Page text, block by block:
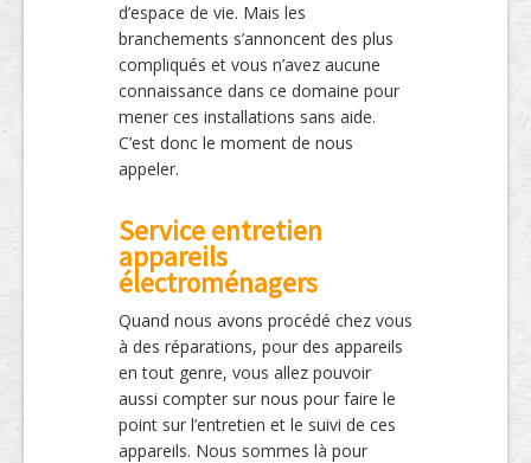
d’espace de vie. Mais les
branchements s’annoncent des plus
compliqués et vous n’avez aucune
connaissance dans ce domaine pour
mener ces installations sans aide.
C’est donc le moment de nous
appeler.
Service entretien
appareils
électroménagers
Quand nous avons procédé chez vous
à des réparations, pour des appareils
en tout genre, vous allez pouvoir
aussi compter sur nous pour faire le
point sur l’entretien et le suivi de ces
appareils. Nous sommes là pour